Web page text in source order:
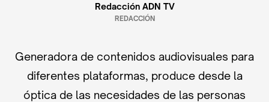
Redacción ADN TV
REDACCIÓN
Generadora de contenidos audiovisuales para
diferentes plataformas, produce desde la
óptica de las necesidades de las personas